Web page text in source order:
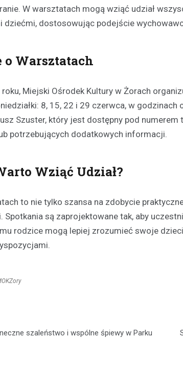
W warsztatach mogą wziąć udział
dziećmi, dostosowując podejście
Warsztatach
Miejski Ośrodek Kultury w Żorach
8, 15, 22 i 29 czerwca, w
Szuster, który jest dostępny pod
potrzebujących dodatkowych informacji.
Wziąć Udział?
to nie tylko szansa na zdobycie
Spotkania są zaprojektowane tak, aby
rodzice mogą lepiej zrozumieć swoje
szaleństwo i wspólne śpiewy w Parku